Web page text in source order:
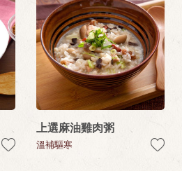
上選麻油雞肉粥
溫補驅寒